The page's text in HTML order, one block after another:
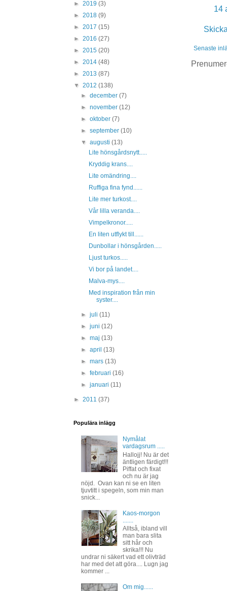
14
Senaste
► 2019 (3)
► 2018 (9)
► 2017 (15)
► 2016 (27)
► 2015 (20)
► 2014 (48)
► 2013 (87)
▼ 2012 (138)
►december(7)
►november(12)
►oktober(7)
►september(10)
▼augusti(13)
Lite hönsgårdsnytt.....
Kryddig krans....
Lite omändring....
Ruffiga fina fynd......
Lite mer turkost....
Vår lilla veranda....
Vimpelkronor.....
En liten utflykt till......
Dunbollar i hönsgården.....
Ljust turkos.....
Vi bor på landet....
Malva-mys....
Med inspiration från min
syster....
►juli(11)
►juni(12)
►maj(13)
►april(13)
►mars(13)
►februari(16)
►januari(11)
► 2011 (37)
Populära inlägg
Nymålat
vardagsrum .....
Hallojj! Nu är det
äntligen färdigt!!!
Piffat och fixat
och nu är jag
nöjd. Ovan kan ni se en liten
tjuvtitt i spegeln, som min man
snick...
Kaos-morgon
Alltså, ibland vill
man bara slita
sitt hår och
skrika!!! Nu
undrar ni säkert vad ett olivträd
har med det att göra.... Lugn jag
kommer ...
Om mig......